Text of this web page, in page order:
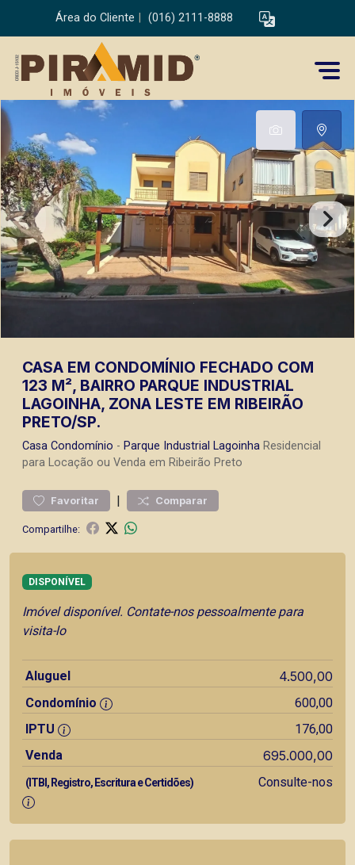
Área do Cliente (016) 2111-8888
CASA EM CONDOMÍNIO FECHADO COM
123 M², BAIRRO PARQUE INDUSTRIAL
LAGOINHA, ZONA LESTE EM RIBEIRÃO
PRETO/SP.
Casa Condomínio - Parque Industrial Lagoinha Residencial
para Locação ou Venda em Ribeirão Preto
Favoritar | Comparar
Compartilhe:
DISPONÍVEL
Imóvel disponível. Contate-nos pessoalmente para
visita-lo
Aluguel 4.500,00
Condomínio
600,00
IPTU
176,00
Venda
695.000,00
(ITBI, Registro, Escritura e Certidões) Consulte-nos